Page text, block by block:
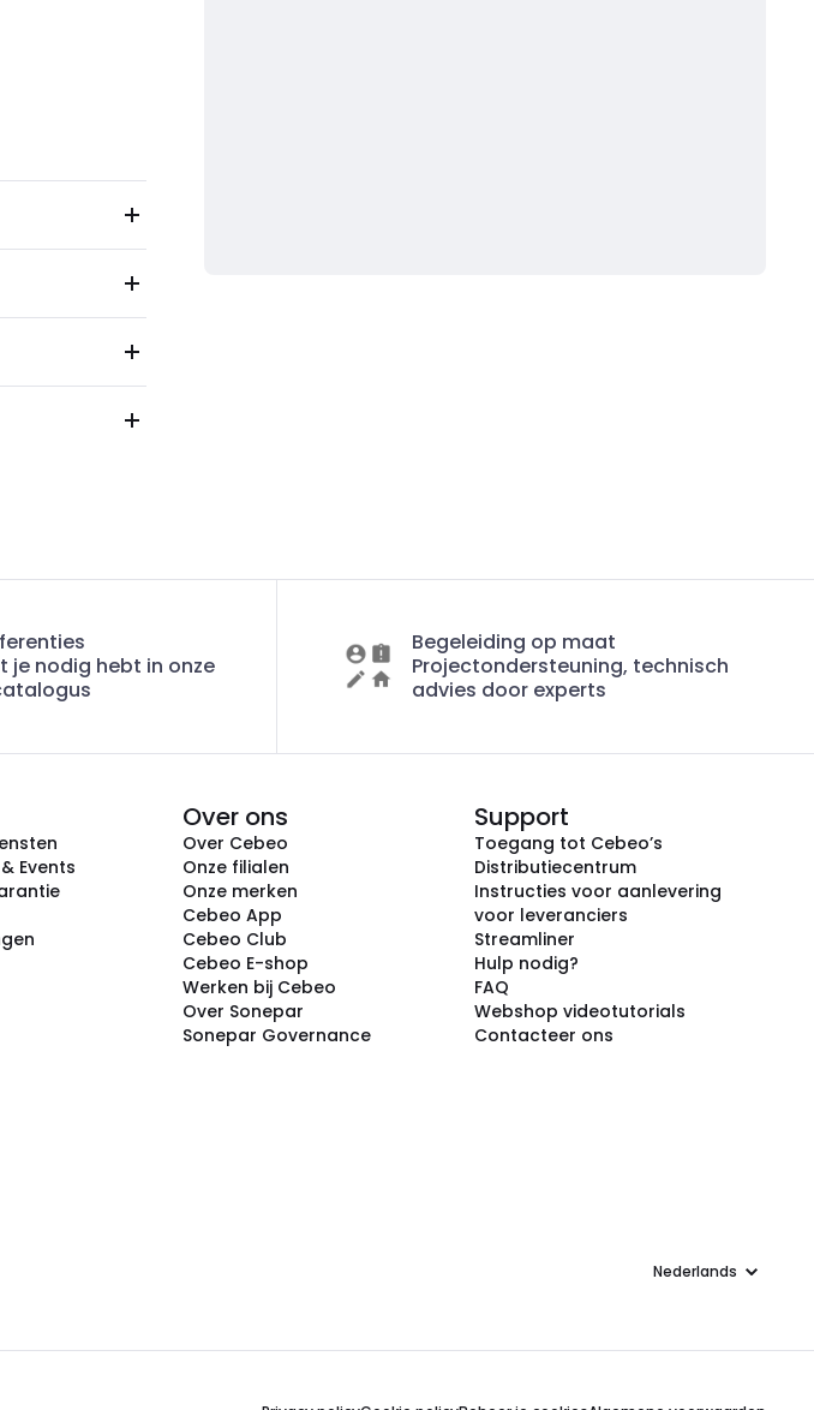
je nodig hebt in onze
Begeleiding op maat
Projectondersteuning, technisch
advies door experts
Events
Over ons
Over Cebeo
Onze filialen
Onze merken
Cebeo App
Cebeo Club
Cebeo E-shop
Werken bij Cebeo
Over Sonepar
Sonepar Governance
Support
Toegang tot Cebeo’s
Distributiecentrum
Instructies voor aanlevering
voor leveranciers
Streamliner
Hulp nodig?
FAQ
Webshop videotutorials
Contacteer ons
Taal